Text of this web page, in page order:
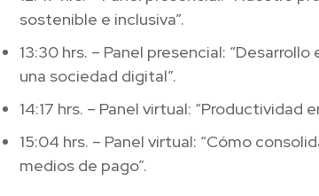
sostenible e inclusiva”.
13:30 hrs. – Panel presencial:
una sociedad digital”.
14:17 hrs. – Panel virtual: “Productividad
15:04 hrs. – Panel virtual: “Cómo
medios de pago”.